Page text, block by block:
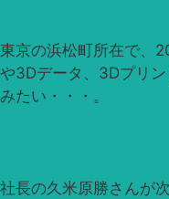
東京の浜松町所在で、
や3Dデータ、3Dプリ
みたい・・・。
社長の久米原勝さんが